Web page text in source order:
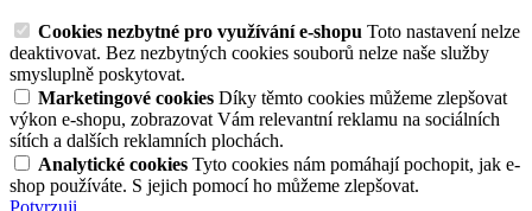
Cookies nezbytné pro využívání e-shopu Toto nastavení nelze
deaktivovat. Bez nezbytných cookies souborů nelze naše služby
smysluplně poskytovat.
Marketingové cookies Díky těmto cookies můžeme zlepšovat
výkon e-shopu, zobrazovat Vám relevantní reklamu na sociálních
sítích a dalších reklamních plochách.
Analytické cookies Tyto cookies nám pomáhají pochopit, jak e-
shop používáte. S jejich pomocí ho můžeme zlepšovat.
Potvrzuji